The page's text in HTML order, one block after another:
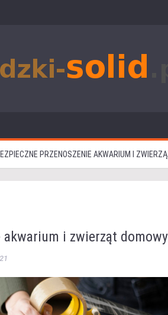
PRZENOSZENIE AKWARIUM I
akwarium i zwierząt